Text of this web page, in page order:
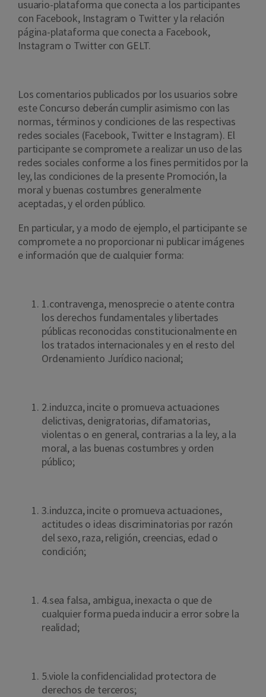
usuario-plataforma que conecta a los participantes
con Facebook, Instagram o Twitter y la relación
página-plataforma que conecta a Facebook,
Instagram o Twitter con GELT.
Los comentarios publicados por los usuarios sobre
este Concurso deberán cumplir asimismo con las
normas, términos y condiciones de las respectivas
redes sociales (Facebook, Twitter e Instagram). El
participante se compromete a realizar un uso de las
redes sociales conforme a los fines permitidos por la
ley, las condiciones de la presente Promoción, la
moral y buenas costumbres generalmente
aceptadas, y el orden público.
En particular, y a modo de ejemplo, el participante se
compromete a no proporcionar ni publicar imágenes
e información que de cualquier forma:
1.contravenga, menosprecie o atente contra
los derechos fundamentales y libertades
públicas reconocidas constitucionalmente en
los tratados internacionales y en el resto del
Ordenamiento Jurídico nacional;
2.induzca, incite o promueva actuaciones
delictivas, denigratorias, difamatorias,
violentas o en general, contrarias a la ley, a la
moral, a las buenas costumbres y orden
público;
3.induzca, incite o promueva actuaciones,
actitudes o ideas discriminatorias por razón
del sexo, raza, religión, creencias, edad o
condición;
4.sea falsa, ambigua, inexacta o que de
cualquier forma pueda inducir a error sobre la
realidad;
5.viole la confidencialidad protectora de
derechos de terceros;